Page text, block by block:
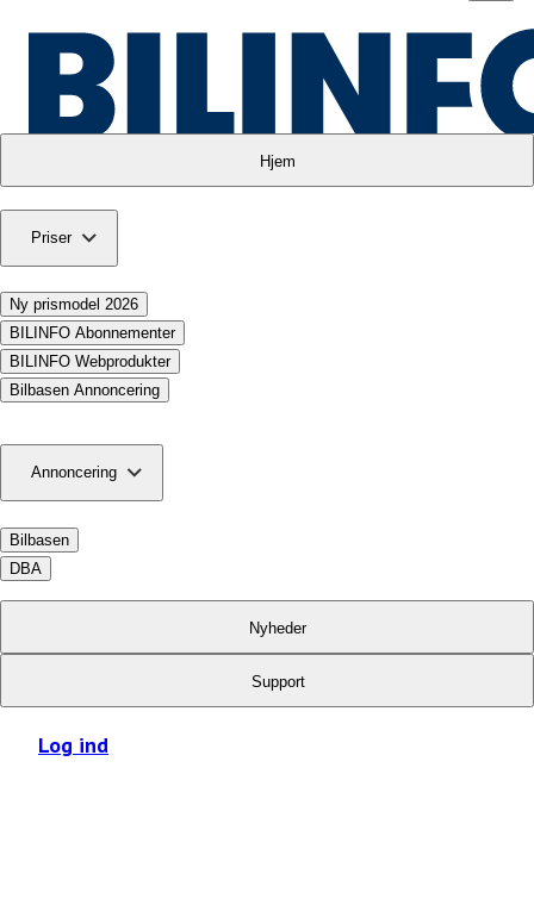
Hjem
Priser
Ny prismodel 2026
BILINFO Abonnementer
BILINFO Webprodukter
Bilbasen Annoncering
Annoncering
Bilbasen
DBA
Nyheder
Support
Log ind